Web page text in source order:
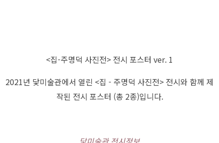
<집-주명덕 사진전> 전시 포스터 ver. 1
2021년 닻미술관에서 열린 <집 - 주명덕 사진전> 전시와 함께 제
작된 전시 포스터 (총 2종)입니다.